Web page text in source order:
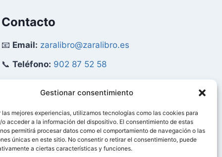
Gestionar consentimiento
las mejores experiencias, utilizamos tecnologías como las cookies para
o acceder a la información del dispositivo. El consentimiento de estas
permitirá procesar datos como el comportamiento de navegación o las
únicas en este sitio. No consentir o retirar el consentimiento, puede
a ciertas características y funciones.
Contacto
📧 Email: zaralibro@zaralibro.es
📞 Teléfono: 902 87 52 58
Mi Cuenta
👤Acceder / Mi Cuenta
🛒Ver Carrito